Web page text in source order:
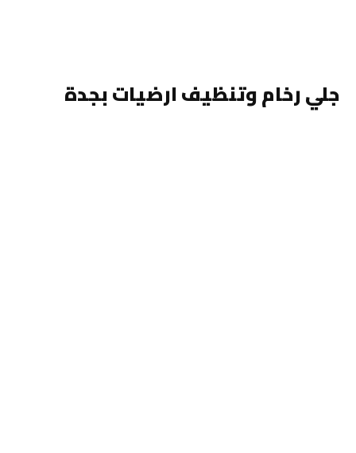
جلي رخام وتنظيف ارضيات بجدة